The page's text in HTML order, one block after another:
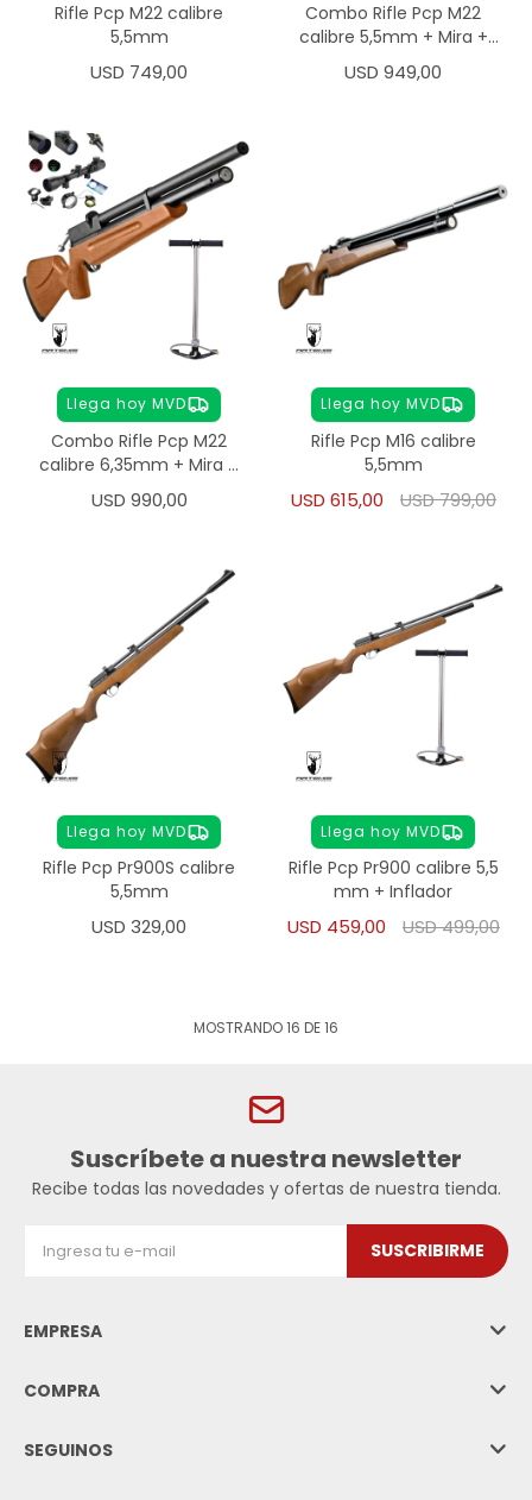
Rifle Pcp M22 calibre
5,5mm
USD 749,00
Combo Rifle Pcp M22
calibre 5,5mm + Mira +
Inflador
USD 949,00
Llega hoy MVD
Combo Rifle Pcp M22
calibre 6,35mm + Mira +
Inflador
USD 990,00
Llega hoy MVD
Rifle Pcp M16 calibre
5,5mm
USD 615,00 USD799,00
Llega hoy MVD
Rifle Pcp Pr900S calibre
5,5mm
USD 329,00
Llega hoy MVD
Rifle Pcp Pr900 calibre 5,5
mm + Inflador
USD 459,00 USD499,00
MOSTRANDO16 DE16
Suscríbete a nuestra newsletter
Recibe todas las novedades y ofertas de nuestra tienda.
SUSCRIBIRME
EMPRESA
COMPRA
SEGUINOS